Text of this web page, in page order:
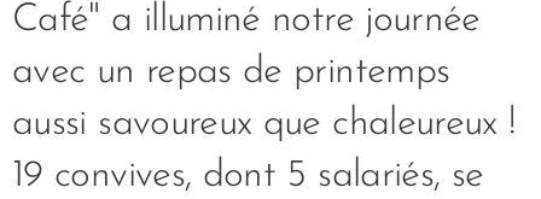
Café" a illuminé notre journée
avec un repas de printemps
aussi savoureux que chaleureux !
19 convives, dont 5 salariés, se